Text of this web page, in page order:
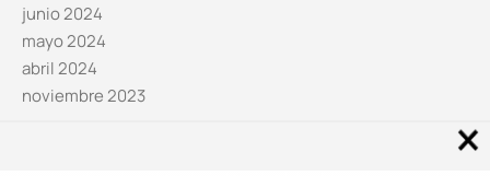
junio 2024
mayo 2024
abril 2024
noviembre 2023